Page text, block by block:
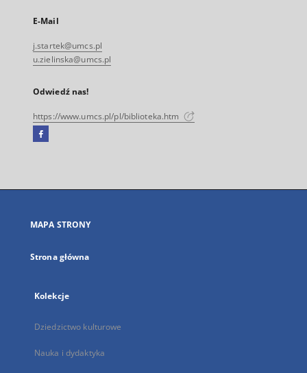
E-Mail
j.startek@umcs.pl
u.zielinska@umcs.pl
Odwiedź nas!
https://www.umcs.pl/pl/biblioteka.htm
Facebook
się
karcie
MAPA STRONY
Strona główna
Kolekcje
Dziedzictwo kulturowe
Nauka i dydaktyka